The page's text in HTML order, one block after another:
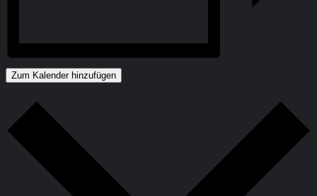
Zum Kalender hinzufügen